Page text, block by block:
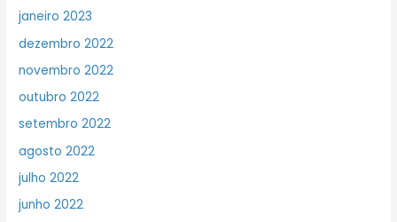
janeiro 2023
dezembro 2022
novembro 2022
outubro 2022
setembro 2022
agosto 2022
julho 2022
junho 2022